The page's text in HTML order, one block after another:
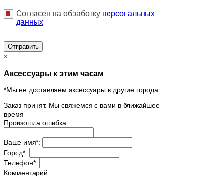
Согласен на обработку персональныx
данных
Отправить
×
Аксессуары к этим часам
*Мы не доставляем аксессуары в другие города
Заказ принят. Мы свяжемся с вами в ближайшее
время
Произошла ошибка.
Ваше имя*:
Город*:
Телефон*:
Комментарий: